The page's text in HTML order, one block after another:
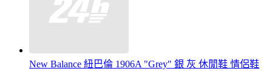
New Balance 紐巴倫 1906A "Grey" 銀 灰 休閒鞋 情侶鞋